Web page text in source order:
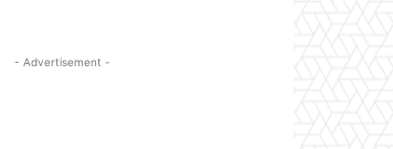
- Advertisement -